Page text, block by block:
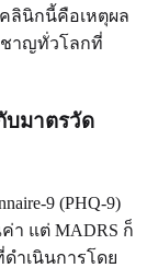
ลินิกนี้คือเหตุผล
ชาญทั่วโลกที่
บมาตรวัด
9 (PHQ-9)
ค่า แต่ MADRS ก็
ำเนินการโดย